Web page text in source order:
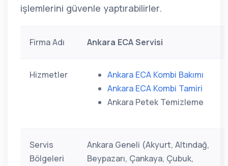
işlemlerini güvenle yaptırabilirler.
Firma Adı Ankara ECA Servisi
Hizmetler
Ankara ECA Kombi Bakımı
Ankara ECA Kombi Tamiri
Ankara Petek Temizleme
Servis
Bölgeleri
Ankara Geneli (Akyurt, Altındağ,
Beypazarı, Çankaya, Çubuk,